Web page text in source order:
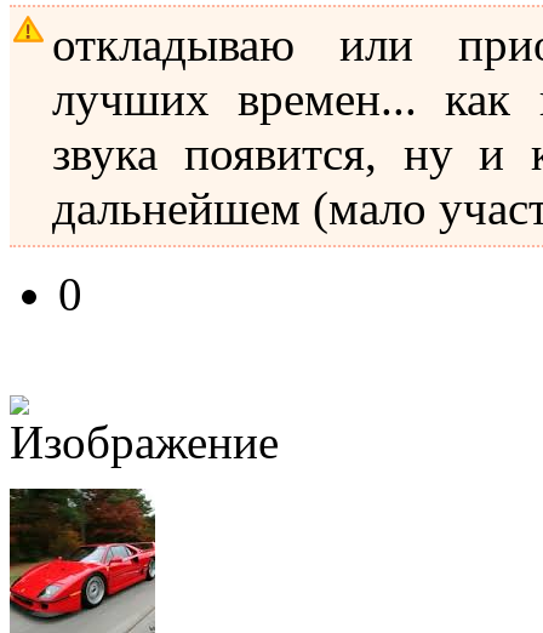
откладываю или
лучших времен... как
звука появится, ну
дальнейшем (мало
0